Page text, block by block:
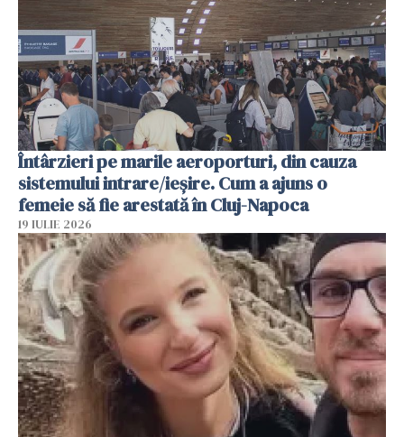
Întârzieri pe marile aeroporturi, din cauza
sistemului intrare/ieșire. Cum a ajuns o
femeie să fie arestată în Cluj-Napoca
19 IULIE 2026